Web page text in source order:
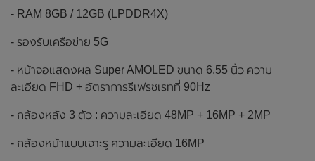
- RAM 8GB / 12GB (LPDDR4X)
- รองรับเครือข่าย 5G
- หน้าจอแสดงผล Super AMOLED ขนาด 6.55 นิ้ว ความ
ละเอียด FHD + อัตราการรีเฟรชเรทที่ 90Hz
- กล้องหลัง 3 ตัว : ความละเอียด 48MP + 16MP + 2MP
- กล้องหน้าแบบเจาะรู ความละเอียด 16MP